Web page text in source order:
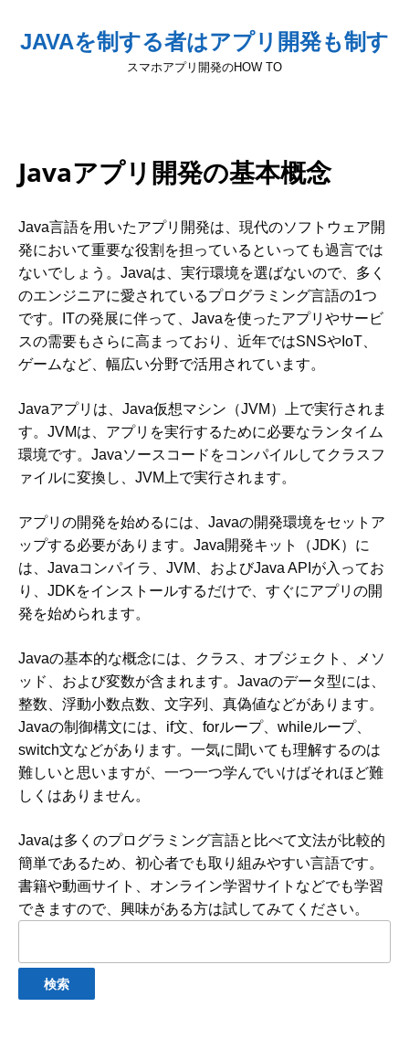
JAVAを制する者はアプリ開発も制す
スマホアプリ開発のHOW TO
Javaアプリ開発の基本概念
Java言語を用いたアプリ開発は、現代のソフトウェア開
発において重要な役割を担っているといっても過言では
ないでしょう。Javaは、実行環境を選ばないので、多く
のエンジニアに愛されているプログラミング言語の1つ
です。ITの発展に伴って、Javaを使ったアプリやサービ
スの需要もさらに高まっており、近年ではSNSやIoT、
ゲームなど、幅広い分野で活用されています。
Javaアプリは、Java仮想マシン（JVM）上で実行されま
す。JVMは、アプリを実行するために必要なランタイム
環境です。Javaソースコードをコンパイルしてクラスフ
ァイルに変換し、JVM上で実行されます。
アプリの開発を始めるには、Javaの開発環境をセットア
ップする必要があります。Java開発キット（JDK）に
は、Javaコンパイラ、JVM、およびJava APIが入ってお
り、JDKをインストールするだけで、すぐにアプリの開
発を始められます。
Javaの基本的な概念には、クラス、オブジェクト、メソ
ッド、および変数が含まれます。Javaのデータ型には、
整数、浮動小数点数、文字列、真偽値などがあります。
Javaの制御構文には、if文、forループ、whileループ、
switch文などがあります。一気に聞いても理解するのは
難しいと思いますが、一つ一つ学んでいけばそれほど難
しくはありません。
Javaは多くのプログラミング言語と比べて文法が比較的
簡単であるため、初心者でも取り組みやすい言語です。
書籍や動画サイト、オンライン学習サイトなどでも学習
できますので、興味がある方は試してみてください。